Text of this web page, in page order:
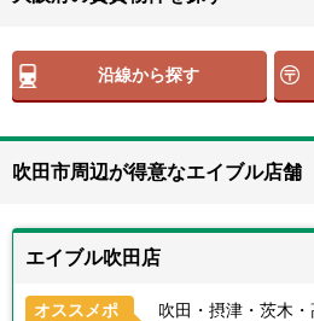
沿線から探す
吹田市周辺が得意なエイブル店舗
エイブル吹田店
オススメポ
吹田・摂津・茨木